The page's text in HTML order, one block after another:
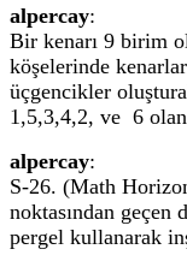
alpercay:
Bir kenarı 9 birim
köşelerinde
üçgencikler
1,5,3,4,2, ve 6 olan
alpercay:
S-26. (Math
noktasından
pergel kullanarak